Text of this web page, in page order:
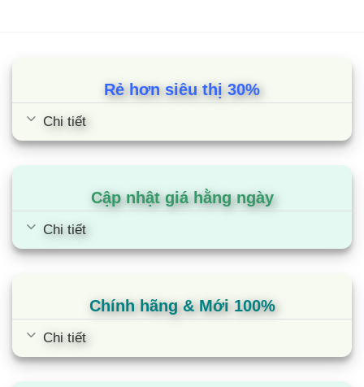
Rẻ hơn siêu thị 30%
Chi tiết
Cập nhật giá hằng ngày
Chi tiết
Chính hãng & Mới 100%
Chi tiết